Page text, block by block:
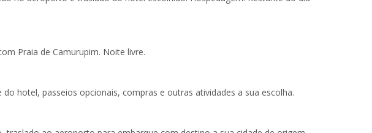
Praia de Camurupim. Noite livre.
hotel, passeios opcionais, compras e outras atividades a sua escolha.